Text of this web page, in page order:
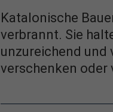
Katalonische
verbrannt. Sie
unzureichend und
verschenken oder